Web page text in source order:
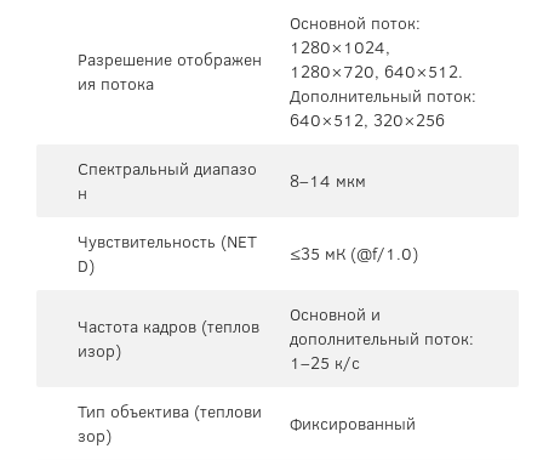
Разрешение отображен
ия потока
Основной поток:
1280×1024,
1280×720, 640×512.
Дополнительный поток:
640×512, 320×256
Спектральный диапазо
н
8–14 мкм
Чувствительность (NET
D)
≤35 мК (@f/1.0)
Частота кадров (теплов
изор)
Основной и
дополнительный поток:
1–25 к/с
Тип объектива (теплови
зор)
Фиксированный